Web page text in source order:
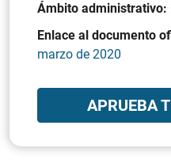
Ámbito administrativo:
Enlace al documento
marzo de 2020
APRUEBA